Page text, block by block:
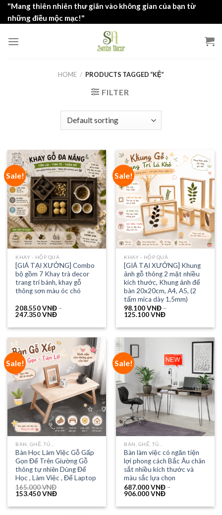
Skip"Mang thiên nhiên thư giãn vào không gian của bạn từ
những điều mộc mạc!"
HOME / PRODUCTS TAGGED “KỆ”
FILTER
Sale!
KHAY - HỘP QUÀ
[GIÁ TẠI XƯỞNG] Combo
bộ gồm 7 Khay trà decor
trang trí bánh, khay gỗ
thông sơn màu óc chó
208.550VNĐ –
247.350VNĐ
Sale!
KHAY - HỘP QUÀ
[GIÁ TẠI XƯỞNG] Khung
ảnh gỗ thông 2 mặt nhiều
kích thước, Khung ảnh để
bàn 20x20cm, A4, A5, (2
tấm mica dày 1,5mm)
98.100VNĐ –
125.100VNĐ
Sale!
BÀN, GHẾ, TỦ...
Bàn Học Làm Việc Gỗ Gấp
Gọn Để Trên Giường Gỗ
thông tự nhiên Dùng Để
Học , Làm Việc , Để Laptop
165.000VNĐ
153.450VNĐ
Sale!
BÀN, GHẾ, TỦ...
Bàn làm việc có ngăn tiện
lợi phong cách Bắc Âu chân
sắt nhiều kích thước và
màu sắc lựa chọn
687.000VNĐ –
906.000VNĐ